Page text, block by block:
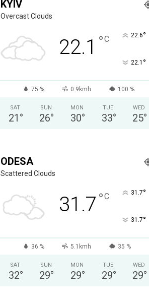
KYIV
Overcast Clouds
22.1 °C 22.6°
22.1 °
75 % 0.9kmh 100 %
SAT
21 °
SUN
26°
MON
30°
TUE
33°
WED
25°
ODESA
Scattered Clouds
31.7 °C 31.7°
31.7°
36 % 5.1kmh 35 %
SAT
32°
SUN
29°
MON
29°
TUE
29°
WED
29°